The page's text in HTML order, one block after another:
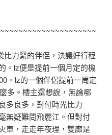
力緊的伴侶，決議好行程
。lz便是提前一個月定的機
。lz的一個伴侶提前一周定
多。樓主還想說，無論哪
多良多，對付時光比力
無疑難問飛麗江。但對付
車，走走年夜理，雙廊是